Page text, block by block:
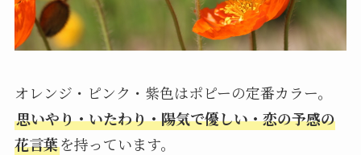
オレンジ・ピンク・紫色はポピーの定番カラー。
思いやり・いたわり・陽気で優しい・恋の予感の
花言葉を持っています。